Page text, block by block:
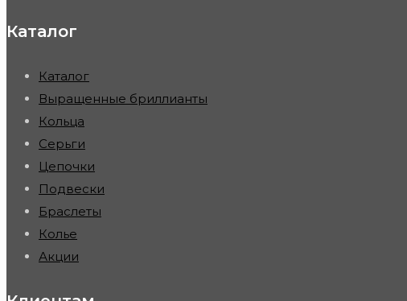
Каталог
Каталог
Выращенные бриллианты
Кольца
Серьги
Цепочки
Подвески
Браслеты
Колье
Акции